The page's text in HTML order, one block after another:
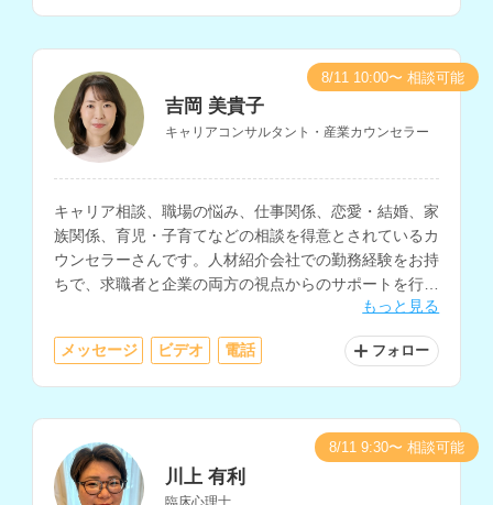
吉岡 美貴子
キャリアコンサルタント・産業カウンセラー
キャリア相談、職場の悩み、仕事関係、恋愛・結婚、家
族関係、育児・子育てなどの相談を得意とされているカ
ウンセラーさんです。人材紹介会社での勤務経験をお持
ちで、求職者と企業の両方の視点からのサポートを行な
もっと見る
メッセージ ビデオ 電話 フォロー
8/11 10:00〜 相談可能
川上 有利
臨床心理士
8/11 9:30〜 相談可能